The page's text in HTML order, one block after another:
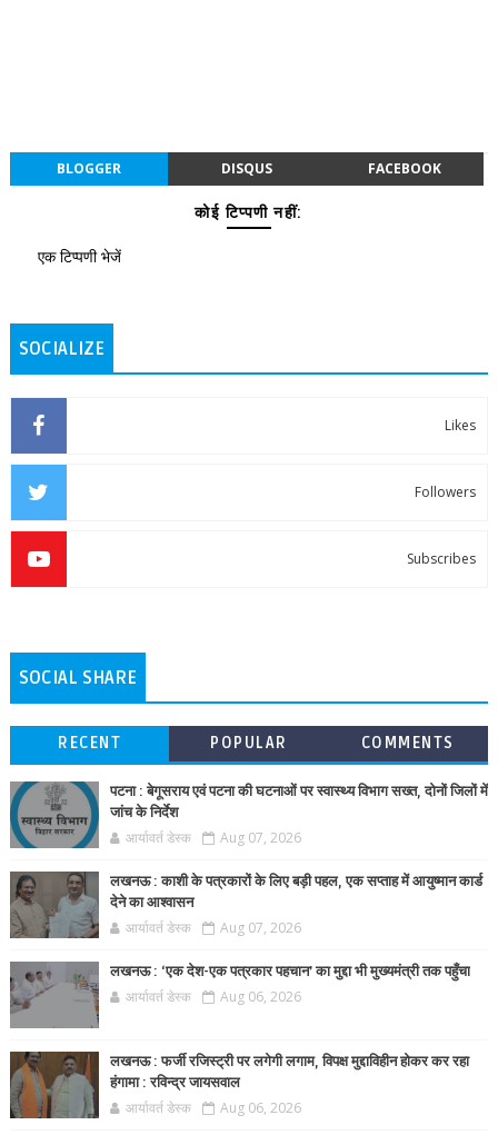
BLOGGER DISQUS FACEBOOK
कोई टिप्पणी नहीं:
एक टिप्पणी भेजें
SOCIALIZE
Likes
Followers
Subscribes
SOCIAL SHARE
RECENT POPULAR COMMENTS
पटना : बेगूसराय एवं पटना की घटनाओं पर स्वास्थ्य विभाग सख्त, दोनों जिलों में
जांच के निर्देश
आर्यावर्त डेस्क Aug 07, 2026
लखनऊ : काशी के पत्रकारों के लिए बड़ी पहल, एक सप्ताह में आयुष्मान कार्ड
देने का आश्वासन
आर्यावर्त डेस्क Aug 07, 2026
लखनऊ : ‘एक देश-एक पत्रकार पहचान’ का मुद्दा भी मुख्यमंत्री तक पहुँचा
आर्यावर्त डेस्क Aug 06, 2026
लखनऊ : फर्जी रजिस्ट्री पर लगेगी लगाम, विपक्ष मुद्दाविहीन होकर कर रहा
हंगामा : रविन्द्र जायसवाल
आर्यावर्त डेस्क Aug 06, 2026